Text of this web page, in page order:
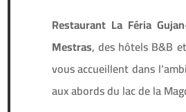
Restaurant La Féria
Mestras, des hôtels B&B
vous accueillent dans
aux abords du lac de la